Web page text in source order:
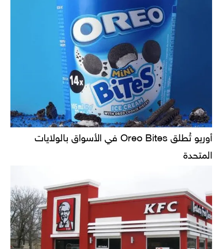
أوريو تُطلق Oreo Bites في الأسواق بالولايات
المتحدة